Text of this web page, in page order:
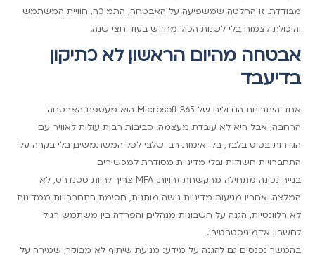
מבודדת. זו החלטה שמשפיעה על האבטחה, התמיכה, חוויית המשתמש
והיכולת לצמוח בלי לשנות הכול מחדש בעוד חצי שנה.
אבטחה מהיום הראשון, לא כתיקון
בדיעבד
אחד היתרונות הגדולים של Microsoft 365 הוא מעטפת האבטחה
הרחבה, אבל היא לא עובדת מעצמה. סביבות רבות עולות לאוויר עם
הגדרות בסיס בלבד, בלי אימות רב-שלבי לכל המשתמשים, בלי בקרה על
התחברויות חשודות ובלי מדיניות מסודרת למכשירים.
בנייה נכונה מתחילה מהקשחת זהויות. MFA צריך להיות סטנדרט, לא
המלצה. אחריו מגיעות מדיניות גישה מותנית, חסימת התחברויות ממדינות
לא רלוונטיות, הגנה על חשבונות מנהלים, והפרדה בין משתמש רגיל
לחשבון אדמיניסטרטיבי.
בהמשך נכנסים גם להגנה על מידע: מניעת שיתוף לא מבוקר, שמירה על